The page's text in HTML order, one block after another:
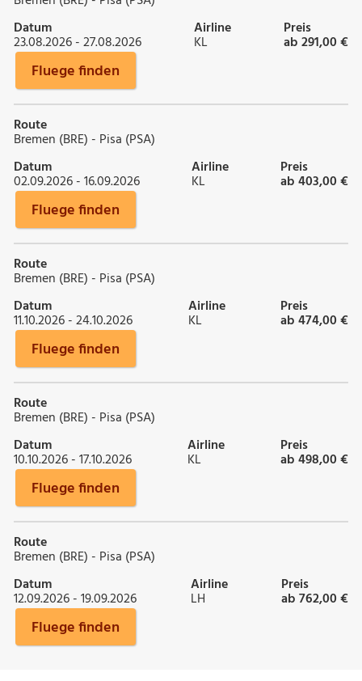
Datum
23.08.2026 - 27.08.2026
Airline
KL
Preis
ab 291,00 €
Fluege finden
Route
Bremen (BRE) - Pisa (PSA)
Datum
02.09.2026 - 16.09.2026
Airline
KL
Preis
ab 403,00 €
Fluege finden
Route
Bremen (BRE) - Pisa (PSA)
Datum
11.10.2026 - 24.10.2026
Airline
KL
Preis
ab 474,00 €
Fluege finden
Route
Bremen (BRE) - Pisa (PSA)
Datum
10.10.2026 - 17.10.2026
Airline
KL
Preis
ab 498,00 €
Fluege finden
Route
Bremen (BRE) - Pisa (PSA)
Datum
12.09.2026 - 19.09.2026
Airline
LH
Preis
ab 762,00 €
Fluege finden